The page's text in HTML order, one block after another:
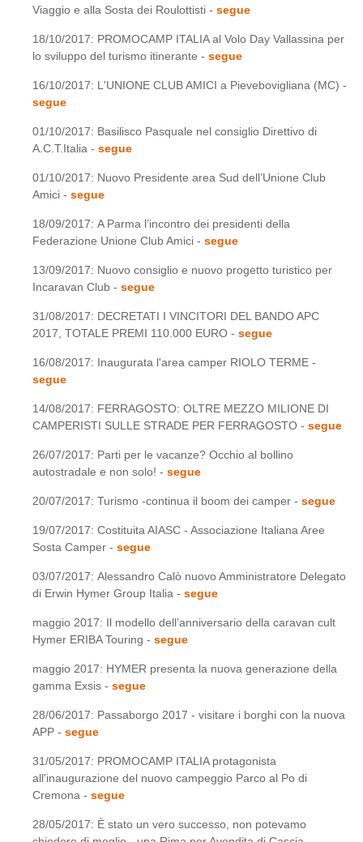
Viaggio e alla Sosta dei Roulottisti - segue
18/10/2017: PROMOCAMP ITALIA al Volo Day Vallassina per
lo sviluppo del turismo itinerante - segue
16/10/2017: L'UNIONE CLUB AMICI a Pievebovigliana (MC) -
segue
01/10/2017: Basilisco Pasquale nel consiglio Direttivo di
A.C.T.Italia - segue
01/10/2017: Nuovo Presidente area Sud dell’Unione Club
Amici - segue
18/09/2017: A Parma l’incontro dei presidenti della
Federazione Unione Club Amici - segue
13/09/2017: Nuovo consiglio e nuovo progetto turistico per
Incaravan Club - segue
31/08/2017: DECRETATI I VINCITORI DEL BANDO APC
2017, TOTALE PREMI 110.000 EURO - segue
16/08/2017: Inaugurata l'area camper RIOLO TERME -
segue
14/08/2017: FERRAGOSTO: OLTRE MEZZO MILIONE DI
CAMPERISTI SULLE STRADE PER FERRAGOSTO - segue
26/07/2017: Parti per le vacanze? Occhio al bollino
autostradale e non solo! - segue
20/07/2017: Turismo -continua il boom dei camper - segue
19/07/2017: Costituita AIASC - Associazione Italiana Aree
Sosta Camper - segue
03/07/2017: Alessandro Calò nuovo Amministratore Delegato
di Erwin Hymer Group Italia - segue
maggio 2017: Il modello dell’anniversario della caravan cult
Hymer ERIBA Touring - segue
maggio 2017: HYMER presenta la nuova generazione della
gamma Exsis - segue
28/06/2017: Passaborgo 2017 - visitare i borghi con la nuova
APP - segue
31/05/2017: PROMOCAMP ITALIA protagonista
all'inaugurazione del nuovo campeggio Parco al Po di
Cremona - segue
28/05/2017: È stato un vero successo, non potevamo